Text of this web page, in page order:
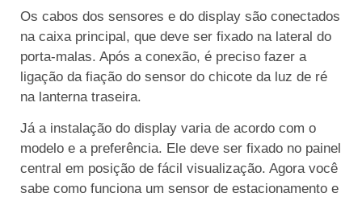
Os cabos dos sensores e do display são conectados
na caixa principal, que deve ser fixado na lateral do
porta-malas. Após a conexão, é preciso fazer a
ligação da fiação do sensor do chicote da luz de ré
na lanterna traseira.
Já a instalação do display varia de acordo com o
modelo e a preferência. Ele deve ser fixado no painel
central em posição de fácil visualização. Agora você
sabe como funciona um sensor de estacionamento e